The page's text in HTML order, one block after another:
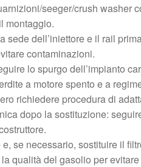
seeger/crush washer
montaggio.
sede dell’iniettore e il rail
contaminazioni.
lo spurgo dell’impianto
a motore spento e a
richiedere procedura di
dopo la sostituzione:
se necessario, sostituire il
qualità del gasolio per